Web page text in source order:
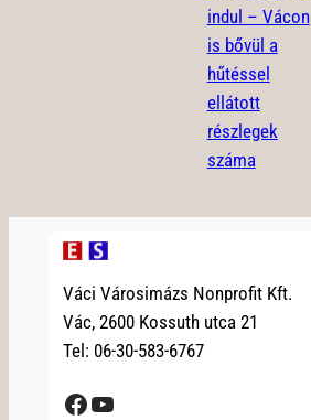
indul – Vácon
is bővül a
hűtéssel
ellátott
részlegek
száma
Váci Városimázs Nonprofit Kft.
Vác, 2600 Kossuth utca 21
Tel: 06-30-583-6767
Facebook YouTube